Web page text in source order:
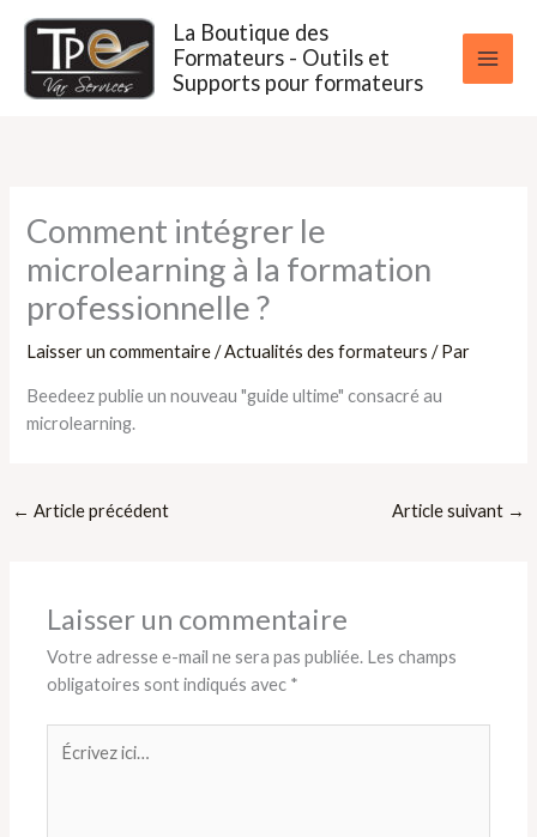
contenu
La Boutique des
Formateurs - Outils et
Supports pour formateurs
Comment intégrer le
microlearning à la formation
professionnelle ?
Laisser un commentaire /Actualités des formateurs / Par
Beedeez publie un nouveau "guide ultime" consacré au
microlearning.
← Article précédent Article suivant →
Laisser un commentaire
Votre adresse e-mail ne sera pas publiée. Les champs
obligatoires sont indiqués avec *
ici…